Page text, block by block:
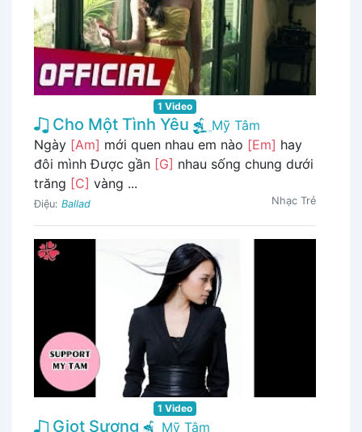
1 Video
Cho Một Tình Yêu
Mỹ Tâm
Ngày [Am] mới quen nhau em nào [Em] hay
đôi mình Được gần [G] nhau sống chung dưới
trăng [C] vàng ...
Điệu: Ballad Nhạc Trẻ
1 Video
Giọt Sương
Mỹ Tâm